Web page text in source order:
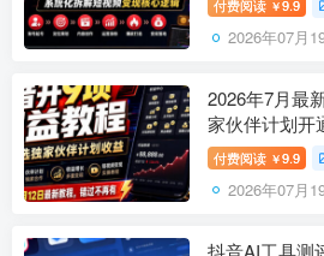
付费阅读 ￥9.9
2026年07月
2026年7月最
家伙伴计划开
付费阅读 ￥9.9
2026年07月
抖音AI工具测